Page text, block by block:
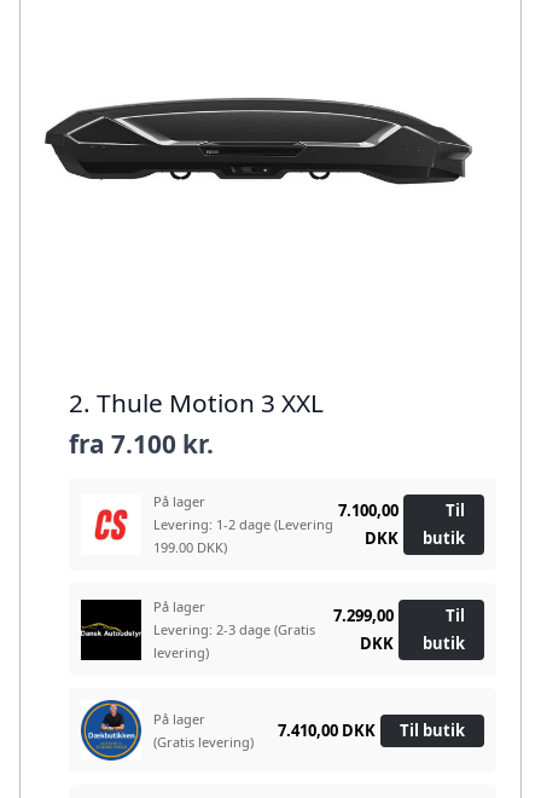
2. Thule Motion 3 XXL
fra 7.100 kr.
På lager
Levering: 1-2 dage (Levering
199.00 DKK)
7.100,00
DKK
Til
butik
På lager
Levering: 2-3 dage (Gratis
levering)
7.299,00
DKK
Til
butik
På lager
(Gratis levering)
7.410,00 DKK Til butik